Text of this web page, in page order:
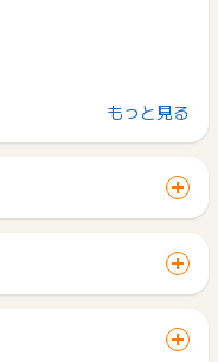
了（一括50万円）
す。
象となります。
ら・キャンセル・申込
もっと見る
い物が完了するまでの
移動した場合はポイン
ンを押した時とサービ
ウザが異なる場合はポ
につき10円単位の金額